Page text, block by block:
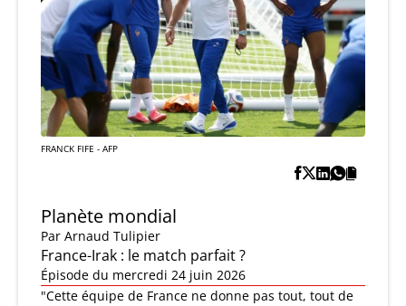
FRANCK FIFE - AFP
Planète mondial
Par Arnaud Tulipier
France-Irak : le match parfait ?
Épisode du mercredi 24 juin 2026
"Cette équipe de France ne donne pas tout, tout de